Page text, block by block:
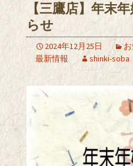
【三鷹店】年末
らせ
2024年12月25日
最新情報
shinki-soba